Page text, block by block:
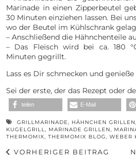
Marinade in einen Zipperbeutel
30 Minuten einziehen lassen. Bei
wo der Beutel im Kühlschrank
– Anschließend die Hähnchenteile
– Das Fleisch wird bei ca. 180
Minuten gegrillt.
Lass es Dir schmecken und
Sei der erste, der das Rezept oder
teilen E-Mail
GRILLMARINADE, HÄHNCHEN GRILLEN,
KUGELGRILL, MARINADE GRILLEN,
THERMOMIX, THERMOMIX BLOG, WEBER
VORHERIGER BEITRAG